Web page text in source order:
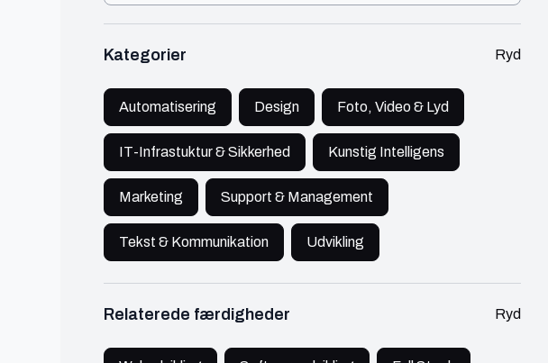
Kategorier Ryd
Automatisering Design
Foto, Video & Lyd
IT-Infrastuktur & Sikkerhed
Kunstig Intelligens
Marketing
Support & Management
Tekst & Kommunikation
Udvikling
Relaterede færdigheder Ryd
Aabenraa
Software Udvikler
150 - 300 kr./t
Freelance softwareudvikler. Jeg bygger
skræddersyede løsninger. Fra ide til færdigt
produkt. Hurtig kommunikation og kvalitet i fokus.
Se profil
Web
IT
Jeg arbejder
års erfaring